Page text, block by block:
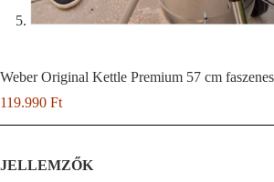
Weber Original Kettle Premium 57 cm
119.990 Ft
JELLEMZŐK